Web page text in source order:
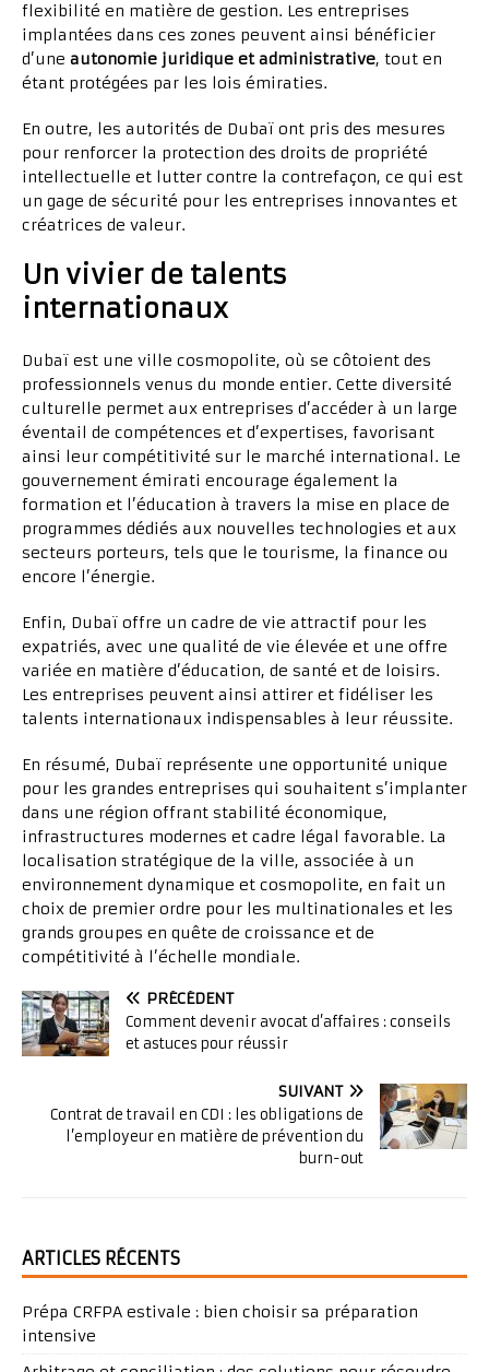
flexibilité en matière de gestion. Les entreprises
implantées dans ces zones peuvent ainsi bénéficier
d’une autonomie juridique et administrative, tout en
étant protégées par les lois émiraties.
En outre, les autorités de Dubaï ont pris des mesures
pour renforcer la protection des droits de propriété
intellectuelle et lutter contre la contrefaçon, ce qui est
un gage de sécurité pour les entreprises innovantes et
créatrices de valeur.
Un vivier de talents
internationaux
Dubaï est une ville cosmopolite, où se côtoient des
professionnels venus du monde entier. Cette diversité
culturelle permet aux entreprises d’accéder à un large
éventail de compétences et d’expertises, favorisant
ainsi leur compétitivité sur le marché international. Le
gouvernement émirati encourage également la
formation et l’éducation à travers la mise en place de
programmes dédiés aux nouvelles technologies et aux
secteurs porteurs, tels que le tourisme, la finance ou
encore l’énergie.
Enfin, Dubaï offre un cadre de vie attractif pour les
expatriés, avec une qualité de vie élevée et une offre
variée en matière d’éducation, de santé et de loisirs.
Les entreprises peuvent ainsi attirer et fidéliser les
talents internationaux indispensables à leur réussite.
En résumé, Dubaï représente une opportunité unique
pour les grandes entreprises qui souhaitent s’implanter
dans une région offrant stabilité économique,
infrastructures modernes et cadre légal favorable. La
localisation stratégique de la ville, associée à un
environnement dynamique et cosmopolite, en fait un
choix de premier ordre pour les multinationales et les
grands groupes en quête de croissance et de
compétitivité à l’échelle mondiale.
PRÉCÉDENT
Comment devenir avocat d’affaires : conseils
et astuces pour réussir
SUIVANT
Contrat de travail en CDI : les obligations de
l’employeur en matière de prévention du
burn-out
ARTICLES RÉCENTS
Prépa CRFPA estivale : bien choisir sa préparation
intensive